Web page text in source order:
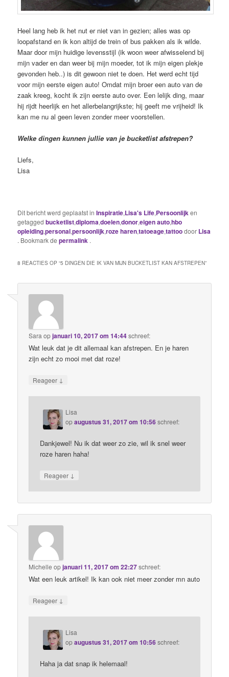
Heel lang heb ik het nut er niet van in gezien; alles was op
loopafstand en ik kon altijd de trein of bus pakken als ik wilde.
Maar door mijn huidige levensstijl (ik woon weer afwisselend bij
mijn vader en dan weer bij mijn moeder, tot ik mijn eigen plekje
gevonden heb..) is dit gewoon niet te doen. Het werd echt tijd
voor mijn eerste eigen auto! Omdat mijn broer een auto van de
zaak kreeg, kocht ik zijn eerste auto over. Een lelijk ding, maar
hij rijdt heerlijk en het allerbelangrijkste; hij geeft me vrijheid! Ik
kan me nu al geen leven zonder meer voorstellen.
Welke dingen kunnen jullie van je bucketlist afstrepen?
Liefs,
Lisa
Dit bericht werd geplaatst inInspiratie,Lisa's Life,Persoonlijken
getaggedbucketlist,diploma,doelen,donor,eigen auto,hbo
opleiding,personal,persoonlijk,roze haren,tatoeage,tattoodoor Lisa
. Bookmark depermalink .
8 REACTIES OP “5 DINGEN DIE IK VAN MIJN BUCKETLIST KAN AFSTREPEN”
Sara opjanuari 10, 2017 om 14:44schreef:
Wat leuk dat je dit allemaal kan afstrepen. En je haren
zijn echt zo mooi met dat roze!
Reageer ↓
Lisa
opaugustus 31, 2017 om 10:56schreef:
Dankjewel! Nu ik dat weer zo zie, wil ik snel weer
roze haren haha!
Reageer ↓
Michelle opjanuari 11, 2017 om 22:27schreef:
Wat een leuk artikel! Ik kan ook niet meer zonder mn auto
Reageer ↓
Lisa
opaugustus 31, 2017 om 10:56schreef:
Haha ja dat snap ik helemaal!